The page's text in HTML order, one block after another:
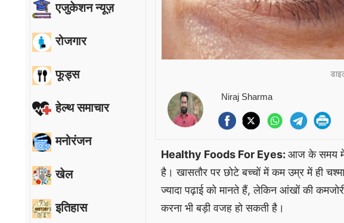
एजुकेशन न्यूज़
रोजगार
फूड्स
हेल्थ समाचार
मनोरंजन
खेल
इतिहास
Niraj Sharma
Healthy Foods For Eyes: आज के समय में
है। खासतौर पर छोटे बच्चों में कम उम्र में ही
ज्यादा पढ़ाई को मानते हैं, लेकिन आंखों की
करना भी बड़ी वजह हो सकती है।